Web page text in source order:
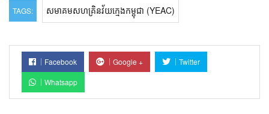
TAGS: សមាគមសហគ្រិនវ័យក្មេងកម្ពុជា (YEAC)
Facebook Google +
Twitter
Whatsapp